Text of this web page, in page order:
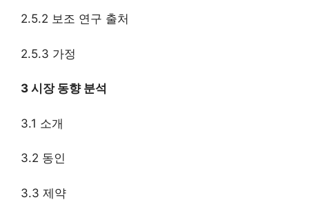
2.5.2 보조 연구 출처
2.5.3 가정
3 시장 동향 분석
3.1 소개
3.2 동인
3.3 제약